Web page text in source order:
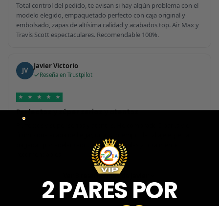
Total control del pedido, te avisan si hay algún problema con el
modelo elegido, empaquetado perfecto con caja original y
embolsado, zapas de altísima calidad y acabados top. Air Max y
Travis Scott espectaculares. Recomendable 100%.
JV Javier Victorio
Reseña en Trustpilot
★ ★ ★ ★ ★
Perfectos y súper serios y atentos
pagadas por adelantado. Súper confiables y totalmente
Ver 3 reseñas más de Javier
2 PARES POR